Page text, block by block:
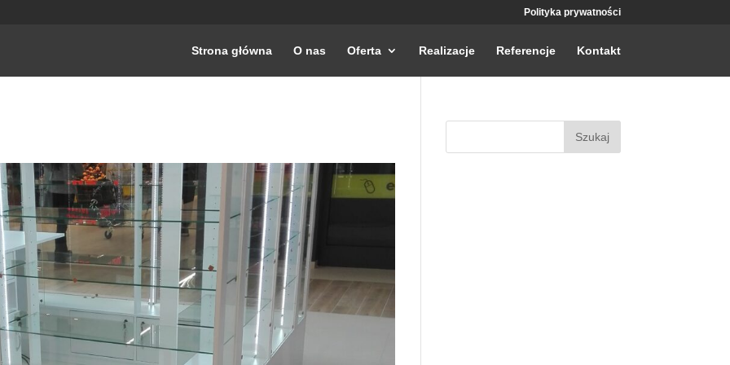
Polityka prywatności
Strona główna O nas Oferta Realizacje Referencje Kontakt
Szukaj: